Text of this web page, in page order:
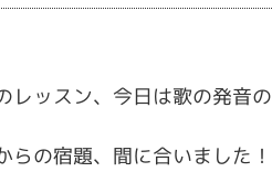
レッスン、今日は歌の発音
らの宿題、間に合いました！